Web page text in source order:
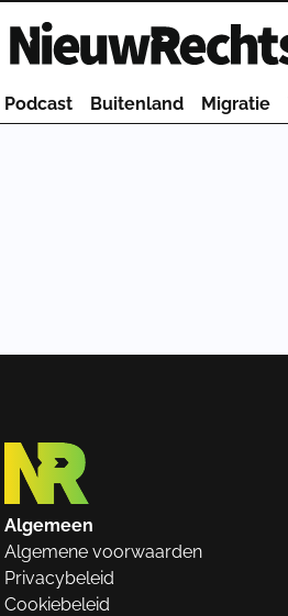
Homepage van NieuwRechts
Podcast Buitenland Migratie
Algemeen
Algemene voorwaarden
Privacybeleid
Cookiebeleid